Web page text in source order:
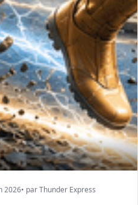
2026• par Thunder Express